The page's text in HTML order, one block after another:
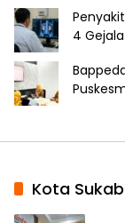
4
Kota